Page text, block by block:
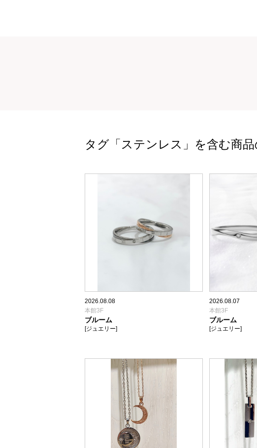
タグ「ステンレス」を含む商
2026.08.08
本館3F
ブルーム
[ジュエリー]
2026.08.07
本館3F
ブルーム
[ジュエリー]